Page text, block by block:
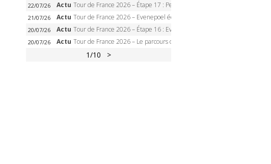
22/07/26 Actu Tour de France 2026 – Étape 17 : Pedersen peut-il verrouiller le maillot vert à Voiron ?
21/07/26 Actu Tour de France 2026 – Evenepoel écrase le chrono d’Évian, Seixas 4e, Lipowitz abandonne
20/07/26 Actu Tour de France 2026 – Étape 16 : Evenepoel, Pogacar, Ganna… qui domptera le chrono d’Évian pour redessiner le podium ?
20/07/26 Actu Tour de France 2026 – Le parcours officiel complet : 21 étapes, profils, carte et dates
1/10 >